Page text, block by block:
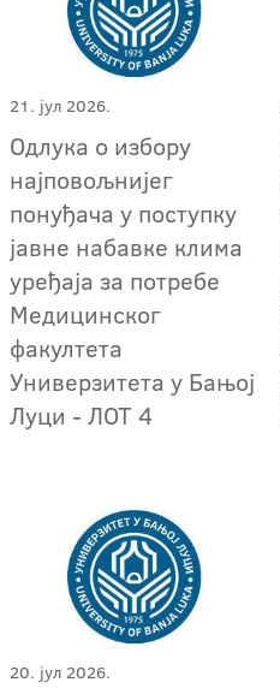
21. јул 2026.
Одлука о избору
најповољнијег
понуђача у поступку
јавне набавке клима
уређаја за потребе
Медицинског
факултета
Универзитета у Бањој
Луци - ЛОТ 4
20. јул 2026.